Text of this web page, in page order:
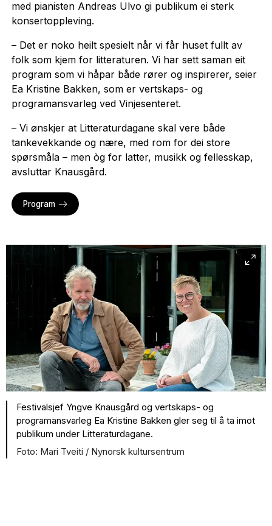
med pianisten Andreas Ulvo gi publikum ei sterk
konsertoppleving.
– Det er noko heilt spesielt når vi får huset fullt av
folk som kjem for litteraturen. Vi har sett saman eit
program som vi håpar både rører og inspirerer, seier
Ea Kristine Bakken, som er vertskaps- og
programansvarleg ved Vinjesenteret.
– Vi ønskjer at Litteraturdagane skal vere både
tankevekkande og nære, med rom for dei store
spørsmåla – men òg for latter, musikk og fellesskap,
avsluttar Knausgård.
Program
Festivalsjef Yngve Knausgård og vertskaps- og
programansvarleg Ea Kristine Bakken gler seg til å ta imot
publikum under Litteraturdagane.
Mari Tveiti / Nynorsk kultursentrum